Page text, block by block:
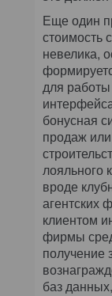
Еще один
стоимость
невелика,
для
бонусная
продаж
лояльного
вроде
агентских
клиентом
фирмы
получение
баз